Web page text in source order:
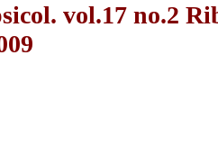
vol.17 no.2